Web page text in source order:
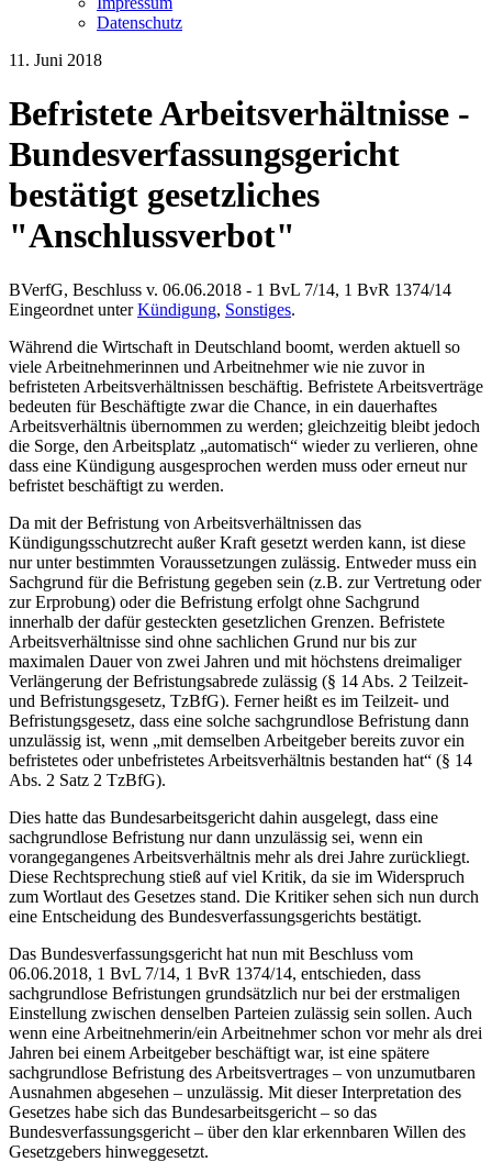
Datenschutz
11. Juni 2018
Befristete Arbeitsverhältnisse -
Bundesverfassungsgericht
bestätigt gesetzliches
"Anschlussverbot"
BVerfG, Beschluss v. 06.06.2018 - 1 BvL 7/14, 1 BvR 1374/14
Eingeordnet unterKündigung, Sonstiges.
Während die Wirtschaft in Deutschland boomt, werden aktuell so
viele Arbeitnehmerinnen und Arbeitnehmer wie nie zuvor in
befristeten Arbeitsverhältnissen beschäftig. Befristete Arbeitsverträge
bedeuten für Beschäftigte zwar die Chance, in ein dauerhaftes
Arbeitsverhältnis übernommen zu werden; gleichzeitig bleibt jedoch
die Sorge, den Arbeitsplatz „automatisch“ wieder zu verlieren, ohne
dass eine Kündigung ausgesprochen werden muss oder erneut nur
befristet beschäftigt zu werden.
Da mit der Befristung von Arbeitsverhältnissen das
Kündigungsschutzrecht außer Kraft gesetzt werden kann, ist diese
nur unter bestimmten Voraussetzungen zulässig. Entweder muss ein
Sachgrund für die Befristung gegeben sein (z.B. zur Vertretung oder
zur Erprobung) oder die Befristung erfolgt ohne Sachgrund
innerhalb der dafür gesteckten gesetzlichen Grenzen. Befristete
Arbeitsverhältnisse sind ohne sachlichen Grund nur bis zur
maximalen Dauer von zwei Jahren und mit höchstens dreimaliger
Verlängerung der Befristungsabrede zulässig (§ 14 Abs. 2 Teilzeit-
und Befristungsgesetz, TzBfG). Ferner heißt es im Teilzeit- und
Befristungsgesetz, dass eine solche sachgrundlose Befristung dann
unzulässig ist, wenn „mit demselben Arbeitgeber bereits zuvor ein
befristetes oder unbefristetes Arbeitsverhältnis bestanden hat“ (§ 14
Abs. 2 Satz 2 TzBfG).
Dies hatte das Bundesarbeitsgericht dahin ausgelegt, dass eine
sachgrundlose Befristung nur dann unzulässig sei, wenn ein
vorangegangenes Arbeitsverhältnis mehr als drei Jahre zurückliegt.
Diese Rechtsprechung stieß auf viel Kritik, da sie im Widerspruch
zum Wortlaut des Gesetzes stand. Die Kritiker sehen sich nun durch
eine Entscheidung des Bundesverfassungsgerichts bestätigt.
Das Bundesverfassungsgericht hat nun mit Beschluss vom
06.06.2018, 1 BvL 7/14, 1 BvR 1374/14, entschieden, dass
sachgrundlose Befristungen grundsätzlich nur bei der erstmaligen
Einstellung zwischen denselben Parteien zulässig sein sollen. Auch
wenn eine Arbeitnehmerin/ein Arbeitnehmer schon vor mehr als drei
Jahren bei einem Arbeitgeber beschäftigt war, ist eine spätere
sachgrundlose Befristung des Arbeitsvertrages – von unzumutbaren
Ausnahmen abgesehen – unzulässig. Mit dieser Interpretation des
Gesetzes habe sich das Bundesarbeitsgericht – so das
Bundesverfassungsgericht – über den klar erkennbaren Willen des
Gesetzgebers hinweggesetzt.